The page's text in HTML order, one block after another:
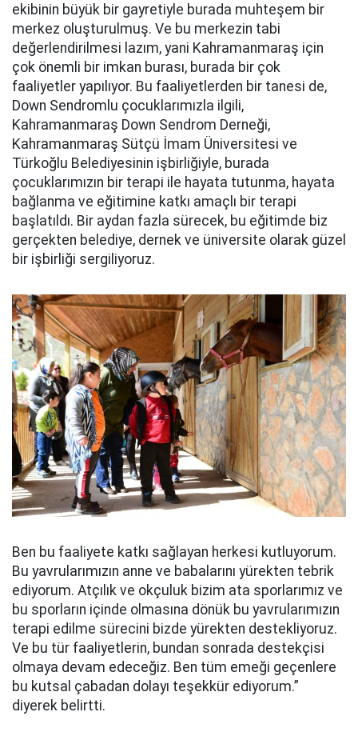
ekibinin büyük bir gayretiyle burada muhteşem bir
merkez oluşturulmuş. Ve bu merkezin tabi
değerlendirilmesi lazım, yani Kahramanmaraş için
çok önemli bir imkan burası, burada bir çok
faaliyetler yapılıyor. Bu faaliyetlerden bir tanesi de,
Down Sendromlu çocuklarımızla ilgili,
Kahramanmaraş Down Sendrom Derneği,
Kahramanmaraş Sütçü İmam Üniversitesi ve
Türkoğlu Belediyesinin işbirliğiyle, burada
çocuklarımızın bir terapi ile hayata tutunma, hayata
bağlanma ve eğitimine katkı amaçlı bir terapi
başlatıldı. Bir aydan fazla sürecek, bu eğitimde biz
gerçekten belediye, dernek ve üniversite olarak güzel
bir işbirliği sergiliyoruz.
Ben bu faaliyete katkı sağlayan herkesi kutluyorum.
Bu yavrularımızın anne ve babalarını yürekten tebrik
ediyorum. Atçılık ve okçuluk bizim ata sporlarımız ve
bu sporların içinde olmasına dönük bu yavrularımızın
terapi edilme sürecini bizde yürekten destekliyoruz.
Ve bu tür faaliyetlerin, bundan sonrada destekçisi
olmaya devam edeceğiz. Ben tüm emeği geçenlere
bu kutsal çabadan dolayı teşekkür ediyorum.”
diyerek belirtti.